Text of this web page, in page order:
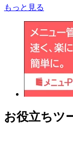
もっと見る
お役立ちツ